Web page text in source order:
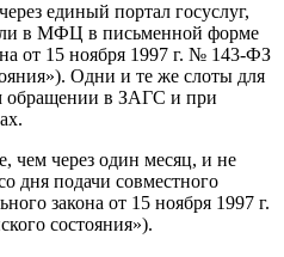
единый портал госуслуг,
в МФЦ в письменной форме
от 15 ноября 1997 г. № 143-ФЗ
Одни и те же слоты для
обращении в ЗАГС и при
чем через один месяц, и не
дня подачи совместного
закона от 15 ноября 1997 г.
состояния»).